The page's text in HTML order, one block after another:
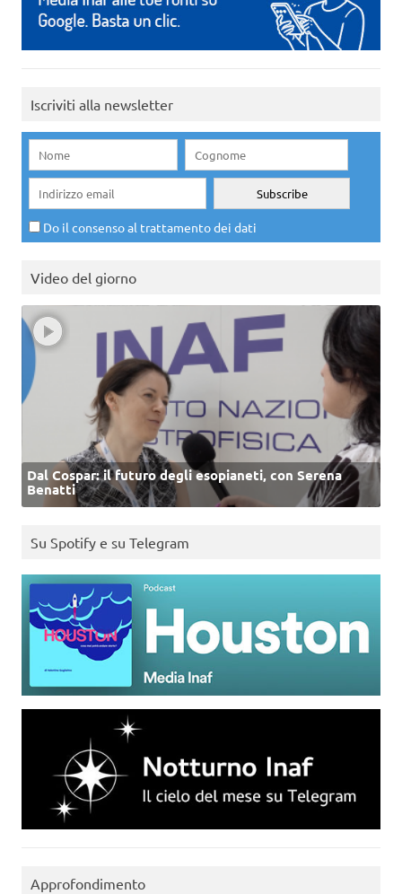
Iscriviti alla newsletter
Do il consenso al trattamento dei dati
Video del giorno
Dal Cospar: il futuro degli esopianeti, con Serena
Benatti
Su Spotify e su Telegram
Approfondimento